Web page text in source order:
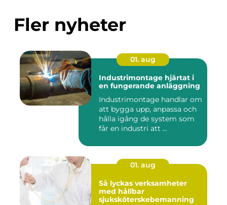
Fler nyheter
01. aug
Industrimontage hjärtat i
en fungerande anläggning
Industrimontage handlar om
att bygga upp, anpassa och
hålla igång de system som
får en industri att ...
01. aug
Så lyckas verksamheter
med hållbar
sjuksköterskebemanning